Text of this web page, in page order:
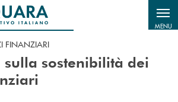
MENU
FINANZIARI
sostenibilità dei